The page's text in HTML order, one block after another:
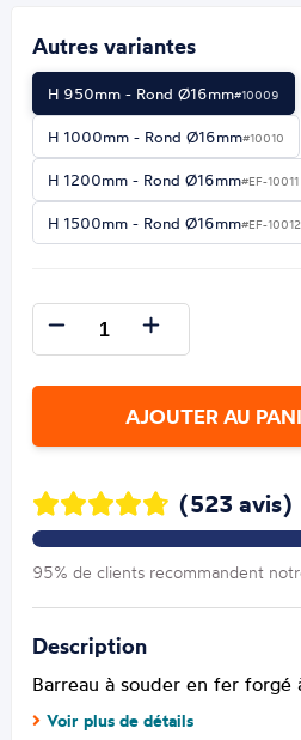
Autres variantes
H 950mm - Rond Ø16mm#10009
H 1000mm - Rond Ø16mm#10010
H 1200mm - Rond Ø16mm#EF-10011
H 1500mm - Rond Ø16mm#EF-10012
AJOUTER AU
(523 avis)
95% de clients recommandent
Description
Barreau à souder en fer forgé
Voir plus de détails